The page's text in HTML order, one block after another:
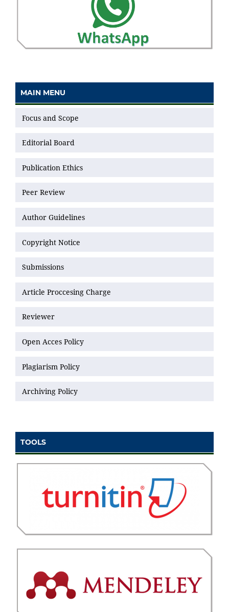
MAIN MENU
Focus and Scope
Editorial Board
Publication Ethics
Peer Review
Author Guidelines
Copyright Notice
Submissions
Article Proccesing Charge
Reviewer
Open Acces Policy
Plagiarism Policy
Archiving Policy
TOOLS